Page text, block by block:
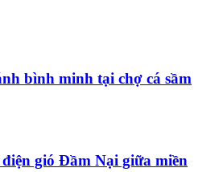
bình minh tại chợ cá sầm
gió Đầm Nại giữa miền